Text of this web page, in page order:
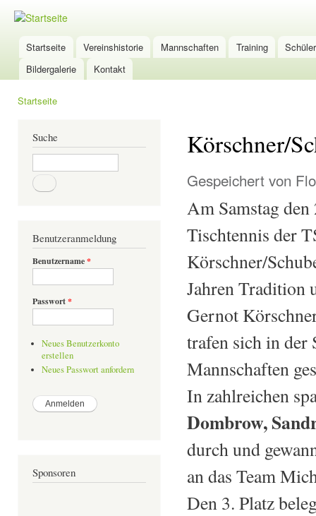
Wölfersheim
Tischtennis
Hauptmenü
Startseite Vereinshistorie Mannschaften Training
Bildergalerie
Kontakt
Startseite
Suche
Benutzeranmeldung
Benutzername*
Passwort*
Neues Benutzerkonto
erstellen
Neues Passwort anfordern
Sponsoren
Körschner/
Gespeichert von Flo
Am Samstag
Tischtennis der
Körschner/
Jahren Tradition
Gernot
trafen sich in der
Mannschaften
In zahlreichen
Dombrow,
durch und
an das Team
Den 3. Platz